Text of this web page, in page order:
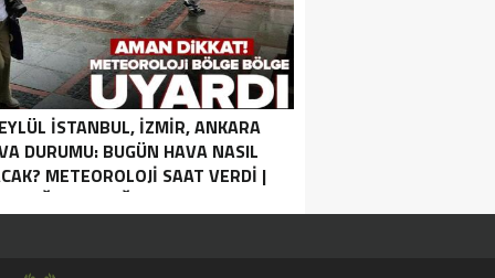
İSTANBUL, İZMIR, ANKARA
DURUMU: BUGÜN HAVA NASIL
METEOROLOJI SAAT VERDI |
SAĞANAK YAĞIŞ UYARISI.